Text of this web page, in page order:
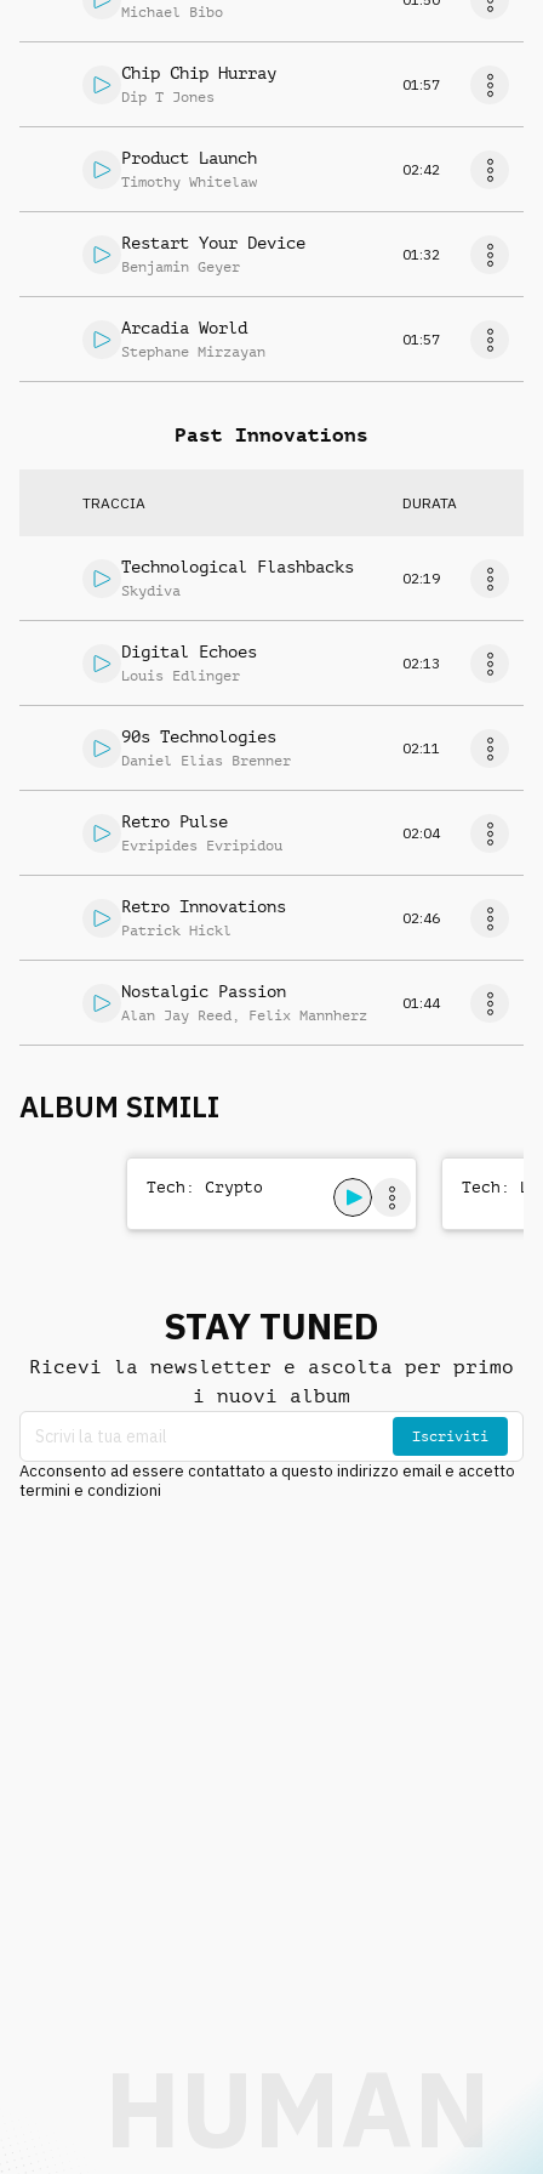
Michael Bibo
Chip Chip Hurray
Dip T Jones
01:57
Product Launch
Timothy Whitelaw
02:42
Restart Your Device
Benjamin Geyer
01:32
Arcadia World
Stephane Mirzayan
01:57
Past Innovations
TRACCIA DURATA
Technological Flashbacks
Skydiva
02:19
Digital Echoes
Louis Edlinger
02:13
90s Technologies
Daniel Elias Brenner
02:11
Retro Pulse
Evripides Evripidou
02:04
Retro Innovations
Patrick Hickl
02:46
Nostalgic Passion
Alan Jay Reed , Felix Mannherz
01:44
ALBUM SIMILI
Tech: Crypto Tech:
STAY TUNED
Ricevi la newsletter e ascolta per primo
i nuovi album
Iscriviti
Acconsento ad essere contattato a questo indirizzo email e accetto
termini e condizioni